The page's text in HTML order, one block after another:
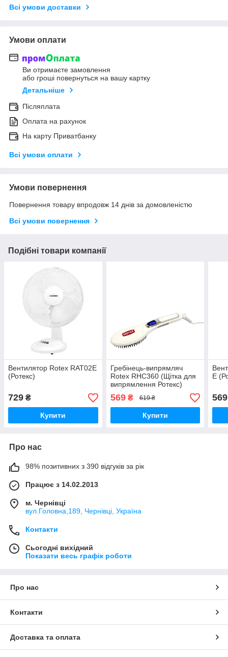
Всі умови доставки
Умови оплати
Ви отримаєте замовлення
або гроші повернуться на вашу картку
Детальніше
Післяплата
Оплата на рахунок
На карту Приватбанку
Всі умови оплати
Умови повернення
Повернення товару впродовж 14 днів за домовленістю
Всі умови повернення
Подібні товари компанії
Вентилятор Rotex RAT02E
(Ротекс)
729 ₴
Купити
Гребінець-випрямляч
Rotex RHC360 (Щітка для
випрямлення Ротекс)
569₴ 619 ₴
Купити
E
569
Про нас
98% позитивних з 390 відгуків за рік
Працює з 14.02.2013
м. Чернівці
вул.Головна,189, Чернівці, Україна
Контакти
Сьогодні вихідний
Показати весь графік роботи
Про нас
Контакти
Доставка та оплата